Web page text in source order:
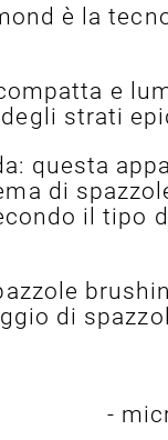
è la
e
degli strati
questa
di
il tipo
di
-